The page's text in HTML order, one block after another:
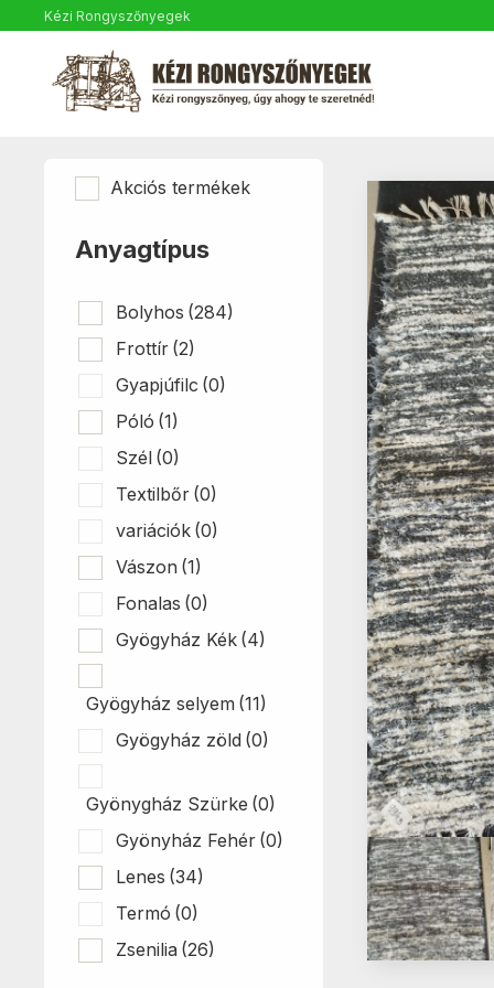
Kézi Rongyszőnyegek
Akciós termékek
Anyagtípus
Bolyhos (284)
Frottír (2)
Gyapjúfilc (0)
Póló (1)
Szél (0)
Textilbőr (0)
variációk (0)
Vászon (1)
Fonalas (0)
Gyögyház Kék (4)
Gyögyház selyem (11)
Gyögyház zöld (0)
Gyönygház Szürke (0)
Gyönyház Fehér (0)
Lenes (34)
Termó (0)
Zsenilia (26)